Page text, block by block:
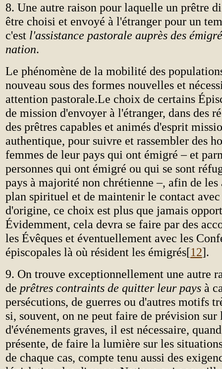
8. Une autre raison pour laquelle un prêtre
être choisi et envoyé à l'étranger pour un
c'est l'assistance pastorale auprès des
nation.
Le phénomène de la mobilité des
nouveau sous des formes nouvelles et
attention pastorale.Le choix de certains
de mission d'envoyer à l'étranger, dans des
des prêtres capables et animés d'esprit
authentique, pour suivre et rassembler des
femmes de leur pays qui ont émigré – et
personnes qui ont émigré ou qui se sont
pays à majorité non chrétienne –, afin de les
plan spirituel et de maintenir le contact
d'origine, ce choix est plus que jamais
Évidemment, cela devra se faire par des
les Évêques et éventuellement avec les
épiscopales là où résident les émigrés[12].
9. On trouve exceptionnellement une autre
de prêtres contraints de quitter leur pays à
persécutions, de guerres ou d'autres motifs
si, souvent, on ne peut faire de prévision sur
d'événements graves, il est nécessaire,
présente, de faire la lumière sur les
de chaque cas, compte tenu aussi des